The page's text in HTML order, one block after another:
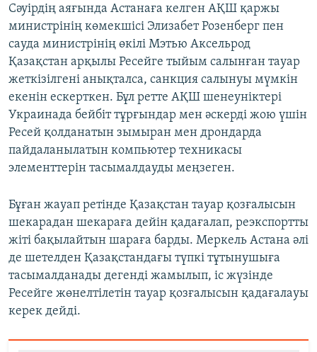
Сәуірдің аяғында Астанаға келген АҚШ қаржы
министрінің көмекшісі Элизабет Розенберг пен
сауда министрінің өкілі Мэтью Аксельрод
Қазақстан арқылы Ресейге тыйым салынған тауар
жеткізілгені анықталса, санкция салынуы мүмкін
екенін ескерткен. Бұл ретте АҚШ шенеуніктері
Украинада бейбіт тұрғындар мен әскерді жою үшін
Ресей қолданатын зымыран мен дрондарда
пайдаланылатын компьютер техникасы
элементтерін тасымалдауды меңзеген.
Бұған жауап ретінде Қазақстан тауар қозғалысын
шекарадан шекараға дейін қадағалап, реэкспортты
жіті бақылайтын шараға барды. Меркель Астана әлі
де шетелден Қазақстандағы түпкі тұтынушыға
тасымалданады дегенді жамылып, іс жүзінде
Ресейге жөнелтілетін тауар қозғалысын қадағалауы
керек дейді.